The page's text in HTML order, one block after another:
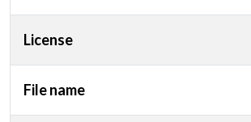
License
File name